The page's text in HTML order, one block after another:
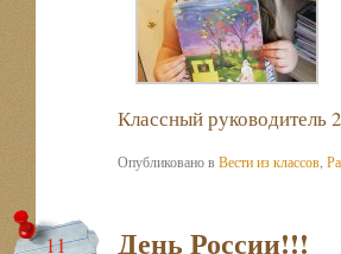
Классный руководитель
Опубликовано вВести из классов
11 День России!!!